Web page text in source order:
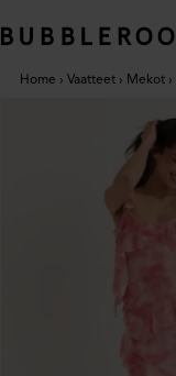
Home › Vaatteet › Mekot ›